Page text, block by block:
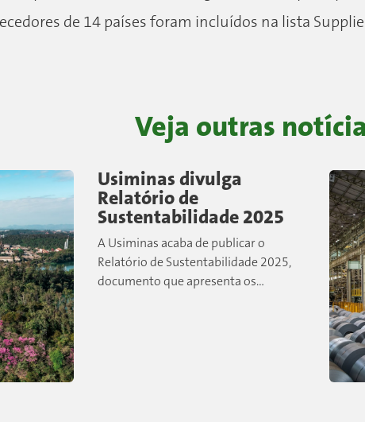
de 14 países foram incluídos na lista
Veja outras
Usiminas divulga
Relatório de
Sustentabilidade 2025
A Usiminas acaba de publicar o
Relatório de Sustentabilidade 2025,
documento que apresenta os